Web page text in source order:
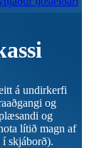
á undirkerfi
og
og
lítið magn af
skjáborð).